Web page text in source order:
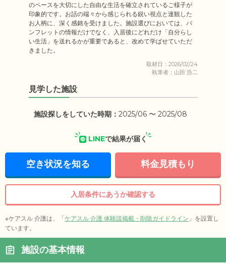
のペースを大切にした自由な生活を確立されているご様子が
印象的です。お話の端々から感じられる鋭い視点と達観した
お人柄に、深く感銘を受けました。施設選びにおいては、パ
ンフレットの情報だけでなく、入居後にどれだけ「自分らし
い生活」を送れるかが重要であると、改めて学ばせていただ
きました。
取材日：2026/02/24
執筆者：山田 浩二
見学した施設
施設探しをしていた時期： 2025/06 〜 2025/08
LINEで結果が届く
空き状況を知る 料金見積もり
入居条件にあうか確認する
※ケアスル 介護は、「ケアスル 介護 体験談掲載・削除ガイドライン 」を設置し
ています。
施設の基本情報